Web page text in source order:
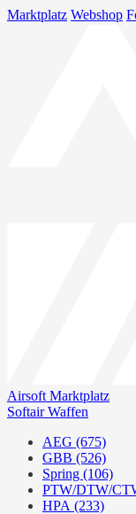
Marktplatz Webshop
Airsoft Marktplatz
Softair Waffen
AEG (675)
GBB (526)
Spring (106)
PTW/DTW/
HPA (233)